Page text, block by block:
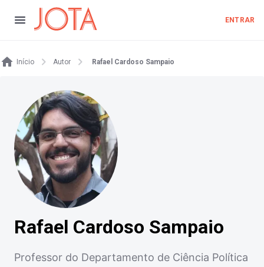
ENTRAR
Início Autor Rafael Cardoso Sampaio
Rafael Cardoso Sampaio
Professor do Departamento de Ciência Política